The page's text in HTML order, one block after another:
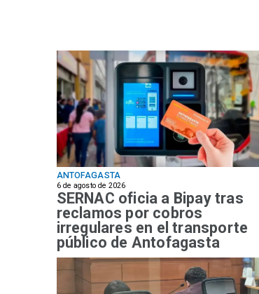
ANTOFAGASTA
6 de agosto de 2026
SERNAC oficia a Bipay tras
reclamos por cobros
irregulares en el transporte
público de Antofagasta